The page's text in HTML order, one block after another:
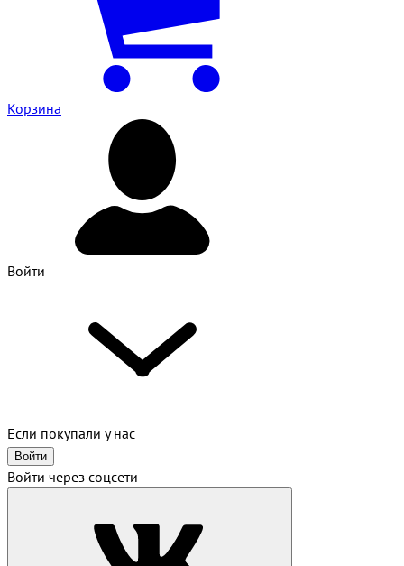
Корзина
Войти
Если покупали у нас
Войти
Войти через соцсети